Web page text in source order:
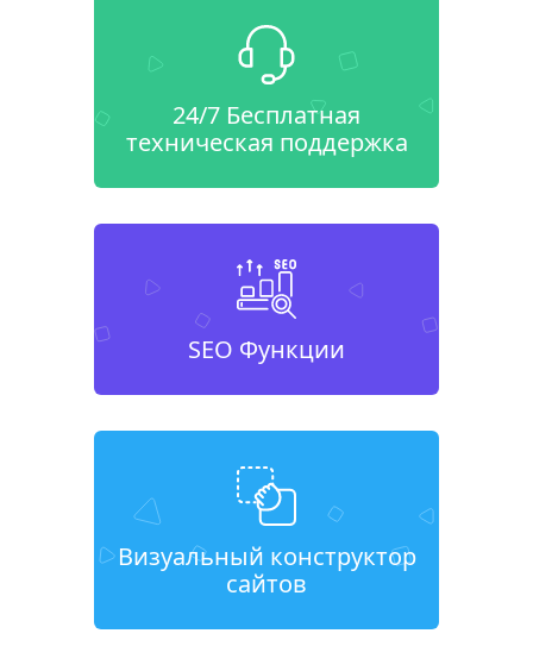
24/7 Бесплатная
техническая поддержка
SEO Функции
Визуальный конструктор
сайтов